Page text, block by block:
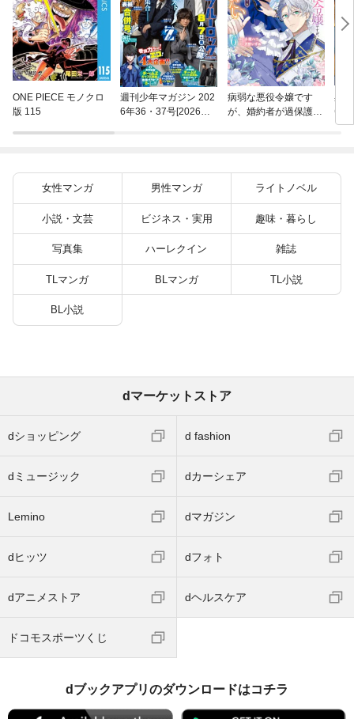
ONE PIECE モノクロ
版 115
週刊少年マガジン 202
6年36・37号[2026年8
病弱な悪役令嬢です
が、婚約者が過保護す
異
(22)
女性マンガ 男性マンガ ライトノベル
小説・文芸 ビジネス・実用 趣味・暮らし
写真集 ハーレクイン 雑誌
TLマンガ BLマンガ TL小説
BL小説
dマーケットストア
dショッピング d fashion
dミュージック dカーシェア
Lemino dマガジン
dヒッツ dフォト
dアニメストア dヘルスケア
ドコモスポーツくじ
dブックアプリのダウンロードはコチラ